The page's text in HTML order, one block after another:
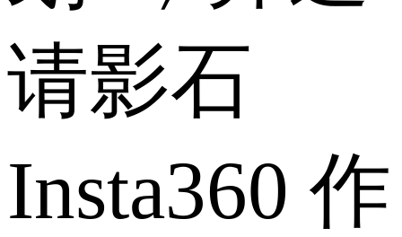
请影石
Insta360 作